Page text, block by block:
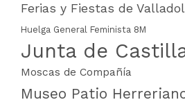
Ferias y Fiestas de
Huelga General Feminista 8M
Junta de
Moscas de Compañía
Museo Patio